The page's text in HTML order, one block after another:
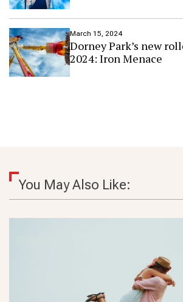
March 15, 2024
Dorney Park’s new
2024: Iron Menace
You May Also Like: